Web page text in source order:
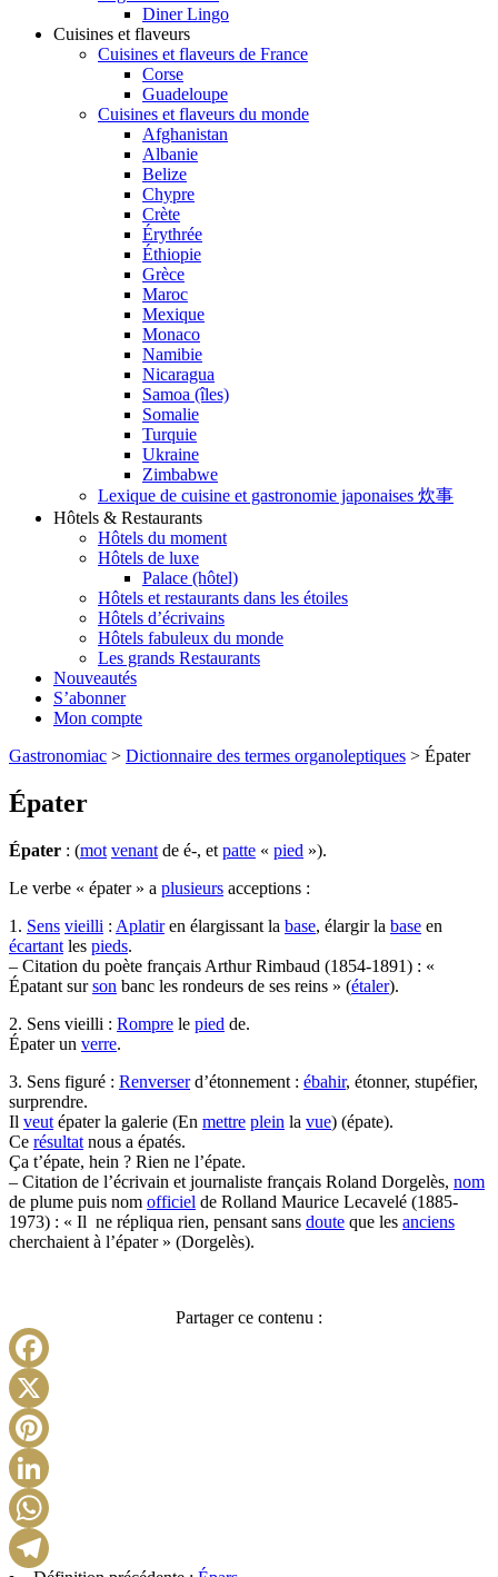
Diner Lingo
Cuisines et flaveurs
Cuisines et flaveurs de France
Corse
Guadeloupe
Cuisines et flaveurs du monde
Afghanistan
Albanie
Belize
Chypre
Crète
Érythrée
Éthiopie
Grèce
Maroc
Mexique
Monaco
Namibie
Nicaragua
Samoa (îles)
Somalie
Turquie
Ukraine
Zimbabwe
Lexique de cuisine et gastronomie japonaises 炊事
Hôtels & Restaurants
Hôtels du moment
Hôtels de luxe
Palace (hôtel)
Hôtels et restaurants dans les étoiles
Hôtels d’écrivains
Hôtels fabuleux du monde
Les grands Restaurants
Nouveautés
S’abonner
Mon compte
Gastronomiac > Dictionnaire des termes organoleptiques > Épater
Épater
Épater : (mot venant de é-, et patte « pied »).
Le verbe « épater » a plusieurs acceptions :
1. Sens vieilli : Aplatiren élargissant la base, élargir la base en
écartant les pieds.
– Citation du poète français Arthur Rimbaud (1854-1891) : «
Épatant surson banc les rondeurs de ses reins » (étaler).
2. Sens vieilli : Rompre le pied de.
Épater un verre.
3. Sens figuré : Renverserd’étonnement : ébahir, étonner, stupéfier,
surprendre.
Il veut épater la galerie (En mettre plein la vue) (épate).
Ce résultat nous a épatés.
Ça t’épate, hein ? Rien ne l’épate.
– Citation de l’écrivain et journaliste français Roland Dorgelès, nom
de plume puis nom officiel de Rolland Maurice Lecavelé (1885-
1973) : « Il ne répliqua rien, pensant sans doute que les anciens
cherchaient à l’épater » (Dorgelès).
Partager ce contenu :